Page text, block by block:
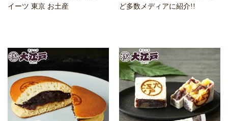
イーツ 東京 お土産
ど多数メディアに紹介!!